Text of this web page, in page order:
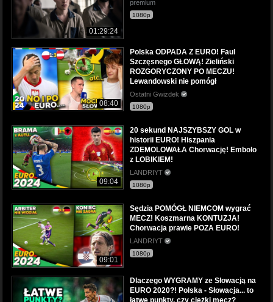
01:29:24
premium
1080p
08:40
Polska ODPADA Z EURO! Faul
Szczęsnego GŁOWĄ! Zieliński
ROZGORYCZONY PO MECZU!
Lewandowski nie pomógł
Ostatni Gwizdek
1080p
09:04
20 sekund NAJSZYBSZY GOL w
historii EURO! Hiszpania
ZDEMOLOWAŁA Chorwację! Embolo
z LOBIKIEM!
LANDRIYT
1080p
09:01
Sędzia POMÓGŁ NIEMCOM wygrać
MECZ! Koszmarna KONTUZJA!
Chorwacja prawie POZA EURO!
LANDRIYT
1080p
Dlaczego WYGRAMY ze Słowacją na
EURO 2020?! Polska - Słowacja... to
łatwe punkty, czy ciężki mecz?